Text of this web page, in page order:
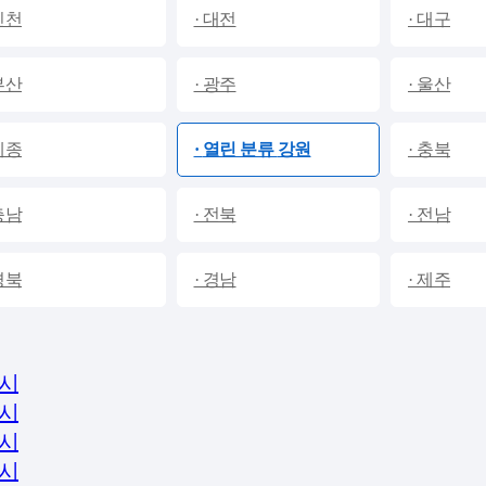
높은 승인률
지역
천 · 대전 · 대구
산 · 광주 · 울산
종 · 열린 분류 강원 · 충북
남 · 전북 · 전남
북 · 경남 · 제주